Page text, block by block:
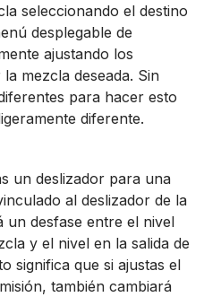
seleccionando el destino
desplegable de
ajustando los
mezcla deseada. Sin
para hacer esto
diferente.
un deslizador para una
al deslizador de la
un desfase entre el nivel
y el nivel en la salida de
significa que si ajustas el
también cambiará